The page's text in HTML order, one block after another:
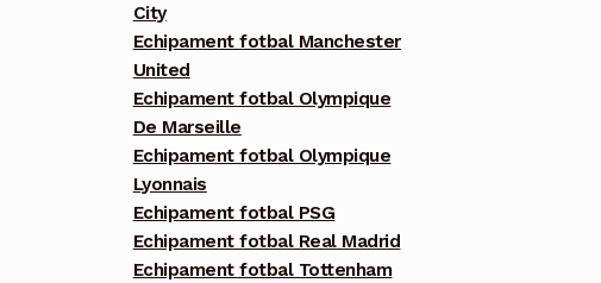
City
Echipament fotbal Manchester
United
Echipament fotbal Olympique
De Marseille
Echipament fotbal Olympique
Lyonnais
Echipament fotbal PSG
Echipament fotbal Real Madrid
Echipament fotbal Tottenham